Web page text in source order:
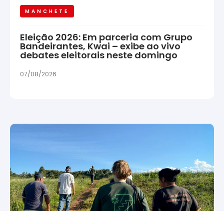
MANCHETE
Eleição 2026: Em parceria com Grupo
Bandeirantes, Kwai – exibe ao vivo
debates eleitorais neste domingo
07/08/2026